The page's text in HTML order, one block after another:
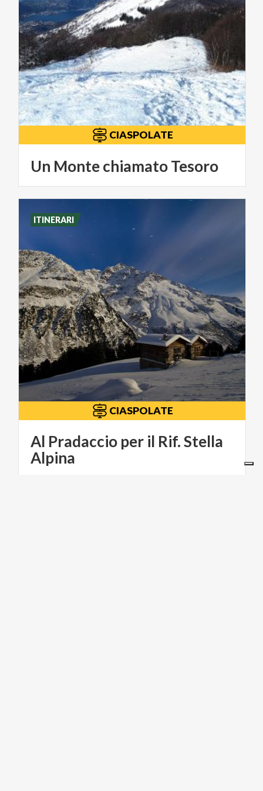
CIASPOLATE
Un MontechiamatoTesoro
CIASPOLATE
Al Pradaccio per il Rif. Stella
Alpina
ITINERARI